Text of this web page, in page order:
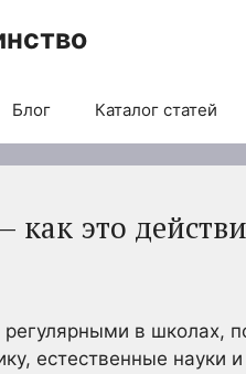
Блог Каталог статей
это
в школах,
естественные науки и